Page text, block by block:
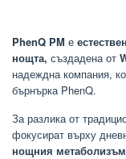
PhenQ PM е
нощта, създадена от
надеждна компания,
бърнърка PhenQ.
За разлика от
фокусират върху
нощния метаболизъм